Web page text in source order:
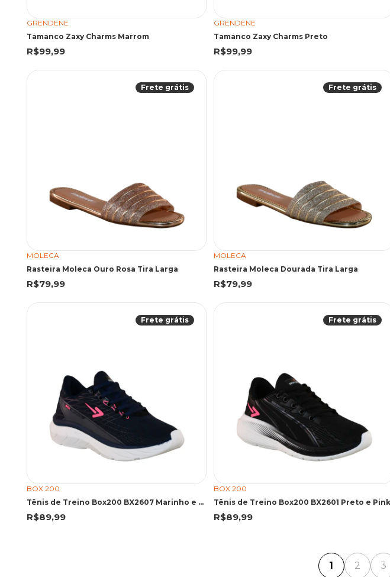
GRENDENE
Tamanco Zaxy Charms Marrom
R$99,99
GRENDENE
Tamanco Zaxy Charms Preto
R$99,99
Frete grátis
MOLECA
Rasteira Moleca Ouro Rosa Tira Larga
R$79,99
Frete grátis
MOLECA
Rasteira Moleca Dourada Tira Larga
R$79,99
Frete grátis
BOX 200
Tênis de Treino Box200 BX2607 Marinho e Pink
R$89,99
Frete grátis
BOX 200
Tênis de Treino Box200 BX2601 Preto e Pink
R$89,99
1 2 3